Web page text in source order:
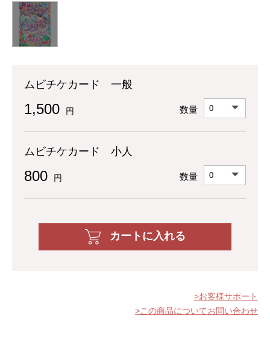
ムビチケカード 一般
1,500 円 数量
ムビチケカード 小人
800 円 数量
カートに入れる
お客様サポート
この商品についてお問い合わせ